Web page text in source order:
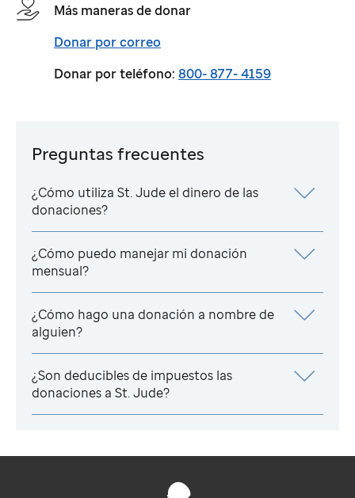
Más maneras de donar
Donar por correo
Donar por teléfono: 800- 877- 4159
Preguntas frecuentes
¿Cómo utiliza St. Judeel dinero de las
donaciones?
¿Cómo puedo manejar mi donación
mensual?
¿Cómo hago una donación a nombre de
alguien?
¿Son deducibles de impuestos las
donaciones a St. Jude?